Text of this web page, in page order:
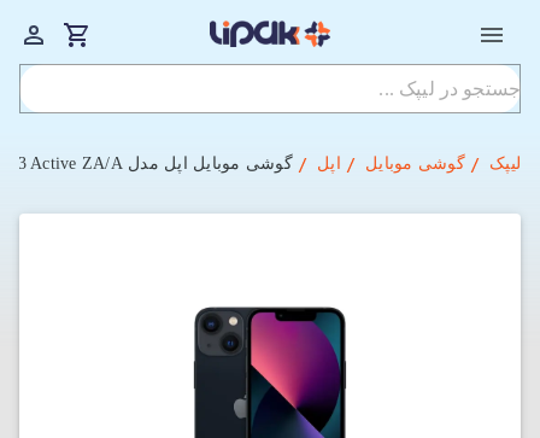
لیپک گوشی موبایل اپل گوشی موبایل اپل مدل iPhone 13 Active ZA/A ظرفیت 256GB